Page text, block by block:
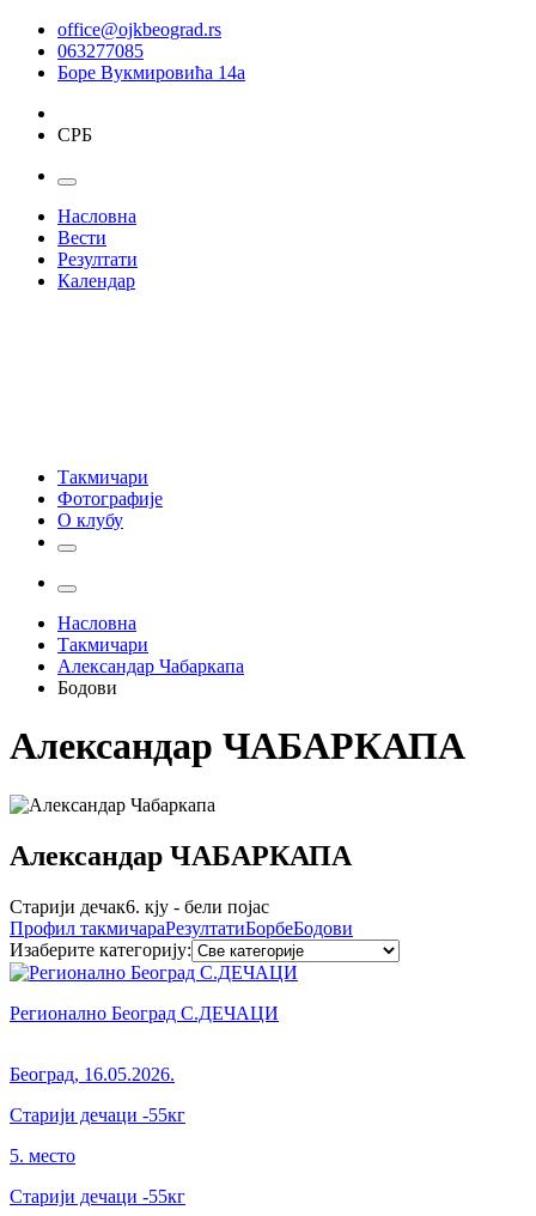
office@ojkbeograd.rs
063277085
Боре Вукмировића 14а
СРБ
Насловна
Вести
Резултати
Календар
Такмичари
Фотографије
О клубу
Насловна
Такмичари
Александар Чабаркапа
Бодови
Александар ЧАБАРКАПА
Александар ЧАБАРКАПА
Старији дечак6. кју - бели појас
Профил такмичараРезултатиБорбеБодови
Изаберите категорију:
Регионално Београд С.ДЕЧАЦИ
Београд, 16.05.2026.
Старији дечаци -55кг
5. место
Старији дечаци -55кг